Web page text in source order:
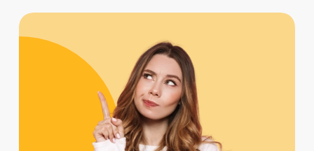
zł w grupie 3–4 osoby. Szczegóły
dotyczące aktualnych cen i rezerwacji
miejsca znajdują się wcenniku